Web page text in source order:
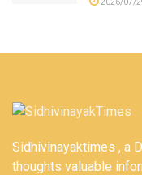
2026/07/
Sidhivinayaktimes , a
thoughts valuable